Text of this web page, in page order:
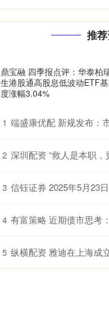
推
鼎宝融 四季报点评：华泰柏
生港股通高股息低波动ETF
度涨幅3.04%
1 端盛康优配 新规发布：市场
2 深圳配资 “救人是本职，
3 信钰证券 2025年5月23日阜新
4 有富策略 近期债市思考
5 纵横配资 雅迪在上海成立